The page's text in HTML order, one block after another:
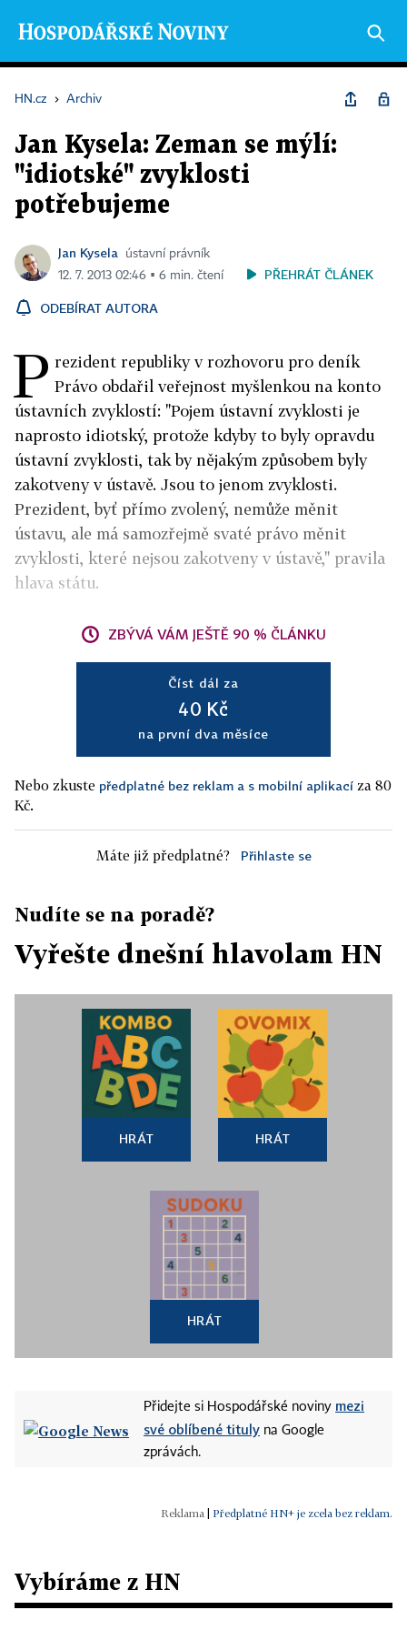
HN.cz › Archiv
Jan Kysela: Zeman se mýlí:
"idiotské" zvyklosti
potřebujeme
Jan Kysela
ústavní právník
12. 7. 2013 02:46 ▪ 6 min. čtení
PŘEHRÁT ČLÁNEK
ODEBÍRAT AUTORA
P rezident republiky v rozhovoru pro deník
Právo obdařil veřejnost myšlenkou na konto
ústavních zvyklostí: "Pojem ústavní zvyklosti je
naprosto idiotský, protože kdyby to byly opravdu
ústavní zvyklosti, tak by nějakým způsobem byly
zakotveny v ústavě. Jsou to jenom zvyklosti.
Prezident, byť přímo zvolený, nemůže měnit
ústavu, ale má samozřejmě svaté právo měnit
zvyklosti, které nejsou zakotveny v ústavě," pravila
hlava státu.
ZBÝVÁ VÁM JEŠTĚ 90 % ČLÁNKU
Číst dál za
40 Kč
na první dva měsíce
Nebo zkuste předplatné bez reklam a s mobilní aplikací za 80
Kč.
Máte již předplatné? Přihlaste se
Nudíte se na poradě?
Vyřešte dnešní hlavolam HN
HRÁT HRÁT
HRÁT
Přidejte si Hospodářské noviny mezi
své oblíbené tituly na Google
zprávách.
Předplatné HN+ je zcela bez reklam.
Vybíráme z HN